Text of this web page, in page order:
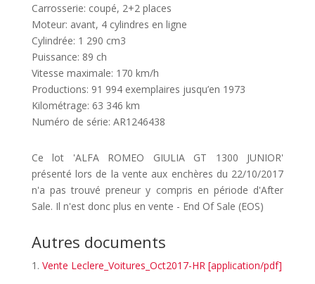
Carrosserie: coupé, 2+2 places
Moteur: avant, 4 cylindres en ligne
Cylindrée: 1 290 cm3
Puissance: 89 ch
Vitesse maximale: 170 km/h
Productions: 91 994 exemplaires jusqu’en 1973
Kilométrage: 63 346 km
Numéro de série: AR1246438
Ce lot 'ALFA ROMEO GIULIA GT 1300 JUNIOR'
présenté lors de la vente aux enchères du 22/10/2017
n'a pas trouvé preneur y compris en période d'After
Sale. Il n'est donc plus en vente - End Of Sale (EOS)
Autres documents
Vente Leclere_Voitures_Oct2017-HR [application/pdf]